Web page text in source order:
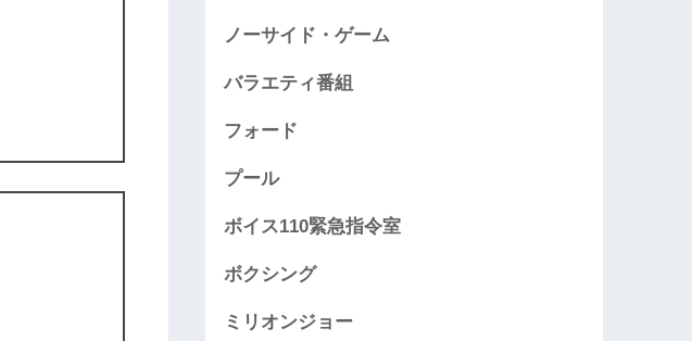
ノーサイド・ゲーム
バラエティ番組
フォード
プール
ボイス110緊急指令室
ボクシング
ミリオンジョー